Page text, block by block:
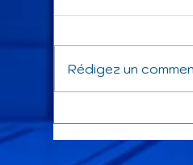
termine et
bien remplie.
Rédigez un